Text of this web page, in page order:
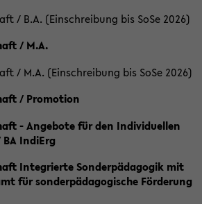
/ B.A. (Einschreibung bis SoSe 2026)
/ M.A.
/ M.A. (Einschreibung bis SoSe 2026)
/ Promotion
- Angebote für den Individuellen
IndiErg
Integrierte Sonderpädagogik mit
für sonderpädagogische Förderung